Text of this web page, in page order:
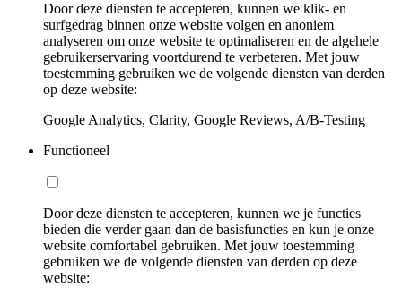
Door deze diensten te accepteren, kunnen we klik- en
surfgedrag binnen onze website volgen en anoniem
analyseren om onze website te optimaliseren en de algehele
gebruikerservaring voortdurend te verbeteren. Met jouw
toestemming gebruiken we de volgende diensten van derden
op deze website:
Google Analytics, Clarity, Google Reviews, A/B-Testing
Functioneel
Door deze diensten te accepteren, kunnen we je functies
bieden die verder gaan dan de basisfuncties en kun je onze
website comfortabel gebruiken. Met jouw toestemming
gebruiken we de volgende diensten van derden op deze
website: